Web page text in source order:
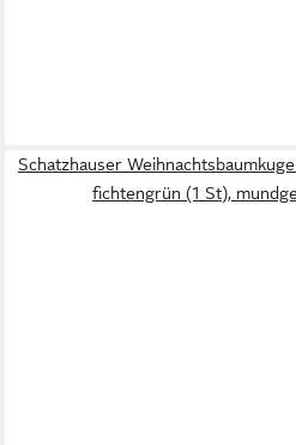
Schatzhauser
fichtengrün (1 St),